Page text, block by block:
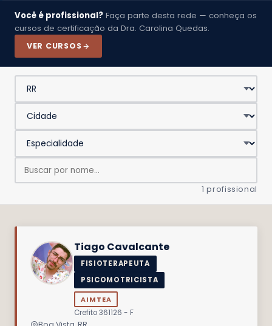
Você é profissional? Faça parte desta rede — conheça os
cursos de certificação da Dra. Carolina Quedas.
VER CURSOS
1 profissional
Tiago Cavalcante
FISIOTERAPEUTA
PSICOMOTRICISTA
AIMTEA
Crefito 361126 - F